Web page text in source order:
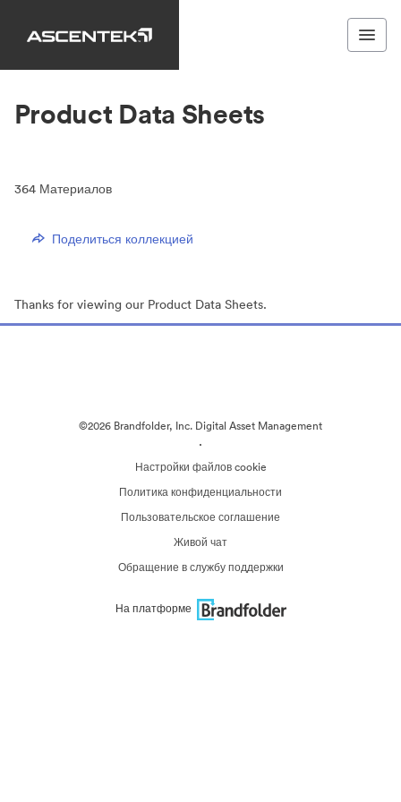
Product Data Sheets
364 Материалов
Поделиться коллекцией
Thanks for viewing our Product Data Sheets.
©2026 Brandfolder, Inc. Digital Asset Management
·
Настройки файлов cookie
Политика конфиденциальности
Пользовательское соглашение
Живой чат
Обращение в службу поддержки
На платформе